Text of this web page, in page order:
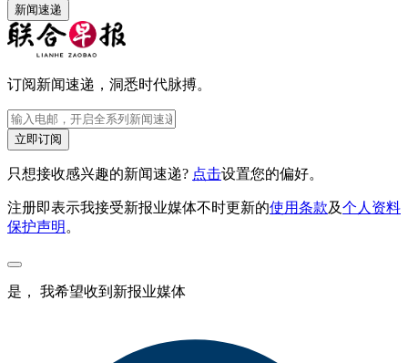
新闻速递
订阅新闻速递，洞悉时代脉搏。
立即订阅
只想接收感兴趣的新闻速递? 点击设置您的偏好。
注册即表示我接受新报业媒体不时更新的使用条款及个人资料
保护声明 。
是， 我希望收到新报业媒体